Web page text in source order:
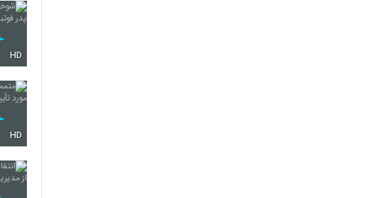
HD
HD